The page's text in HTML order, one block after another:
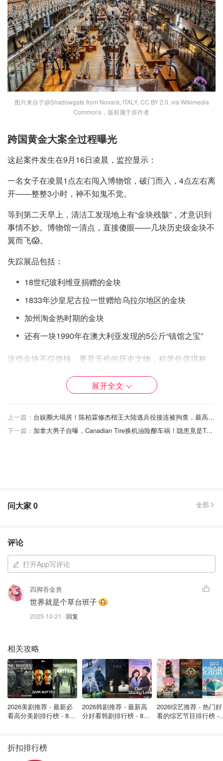
图片来自于@Shadowgate from Novara, ITALY, CC BY 2.0, via Wikimedia
Commons，版权属于原作者
跨国黄金大案全过程曝光
这起案件发生在9月16日凌晨，监控显示：
一名女子在凌晨1点左右闯入博物馆，破门而入，4点左右离
开——整整3小时，神不知鬼不觉。
等到第二天早上，清洁工发现地上有“金块残骸”，才意识到
事情不妙。博物馆一清点，直接傻眼——几块历史级金块不
翼而飞😱。
失踪展品包括：
18世纪玻利维亚捐赠的金块
1833年沙皇尼古拉一世赠给乌拉尔地区的金块
加州淘金热时期的金块
还有一块1990年在澳大利亚发现的5公斤“镇馆之宝”
这些金块不仅值钱，更是无价的历史文物，科学价值堪称
嫌疑人身份曝光
根据巴黎检方通报，嫌疑人是一名24岁的中国女子。作案
后，她当天就离开法国前往西班牙，准备返回中国。
但天网恢恢，她最终在巴塞罗那被捕。
被捕时，警方发现她正试图处理近1公斤被熔化的金块。
子了😓。
她于10月13日被移交回法国，并被正式起诉，罪名包括“盗
窃”和“刑事共谋”。目前案件仍在调查中。
更讽刺的是，这已经不是法国第一次爆出“文物被偷”的新
闻。
珠宝，居然还能轻松逃脱。
展开全文
上一篇：
台娱圈大塌房！陈柏霖修杰楷王大陆逃兵役接连被拘查，最高恐面临5年徒刑！
下一篇：
加拿大男子自曝，Canadian Tire换机油险酿车祸！隐患竟是TA，引发安全质疑！
问大家0 全部
评论
打开App写评论
四脚吞金兽
世界就是个草台班子
2025-10-21 · 回复
相关攻略
2026美剧推荐 - 最新必
看高分美剧排行榜 - 8月
2026韩剧推荐 - 最新高
分好看韩剧排行榜 - 8月
2026综艺推荐 - 热门好
看的综艺节目排行榜 -
折扣排行榜